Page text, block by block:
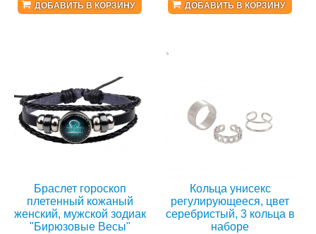
ДОБАВИТЬ В КОРЗИНУ ДОБАВИТЬ В КОРЗИНУ
Браслет гороскоп
плетенный кожаный
женский, мужской зодиак
"Бирюзовые Весы"
Кольца унисекс
регулирующееся, цвет
серебристый, 3 кольца в
наборе